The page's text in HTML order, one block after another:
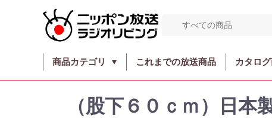
商品カテゴリ これまでの放送商品 カタロ
（股下６０ｃｍ）日